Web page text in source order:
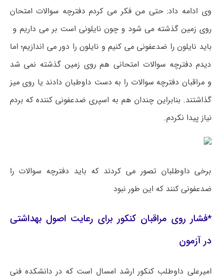
وی ادامه داد: حتی من فکر می کردم دفترچه سوالات امتحان
روی زمین گذشته می شود و چون نایلونی است بر می داریم و
باید نایلون را ضدعفونی می کنیم و نایلون را دور می اندازیم؛ اما
دیدم دفترچه سوالات امتحانی هم روی زمین گذشته نمی شد
ومراقبان دفترچه سوالات را به دست داوطباندادند یا روی میز
گذاشتند. بنابراین چندان هم به اسپری ضدعفونی کننده که بردم
نیاز پیدا نکردم.
برخی داوطلبان تصور می کردند که باید دفترچه سوالات را
ضدعفونی کنند که این طور نبود
*فشار روی مراقبان کنکور برای رعایت اصول بهداشتی
در آزمون
امیرعلی داوطلب کنکور ارشد امسال است که در دانشکده فنی